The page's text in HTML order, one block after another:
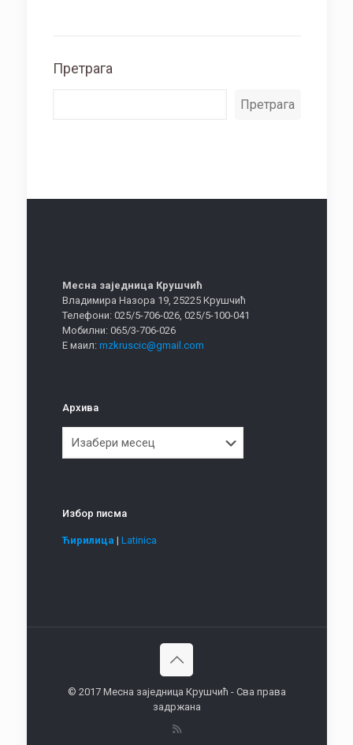
Претрага
Претрага
Месна заједница Крушчић
Владимира Назора 19, 25225 Крушчић
Телефони: 025/5-706-026, 025/5-100-041
Мобилни: 065/3-706-026
Е маил: mzkruscic@gmail.com
Архива
Избор писма
Ћирилица | Latinica
© 2017 Месна заједница Крушчић - Сва права
задржана